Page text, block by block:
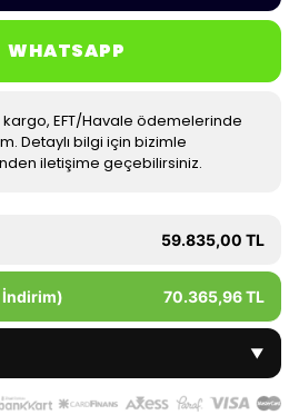
WHATSAPP
EFT/Havale ödemelerinde
Detaylı bilgi için bizimle
iletişime geçebilirsiniz.
59.835,00 TL
İndirim) 70.365,96 TL
▼